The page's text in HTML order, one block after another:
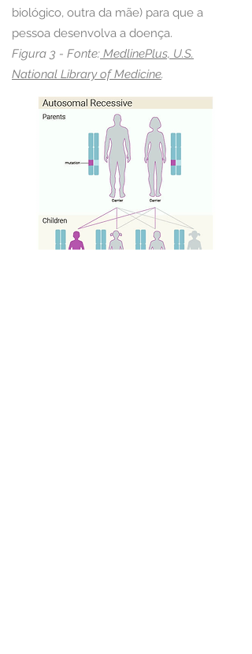
biológico, outra da mãe) para que a
pessoa desenvolva a doença.
Figura 3 - Fonte: MedlinePlus, U.S.
National Library of Medicine.